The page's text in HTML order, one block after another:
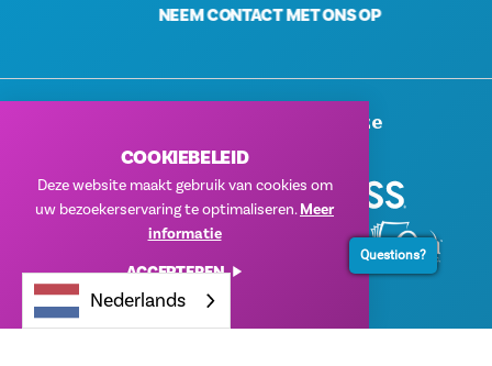
NEEM CONTACT MET ONS OP
Hartelijk Dank Aan Onze
COOKIEBELEID
Deze website maakt gebruik van cookies om
uw bezoekerservaring te optimaliseren.Meer
informatie
ACCEPTEREN
Nederlands
Questions?